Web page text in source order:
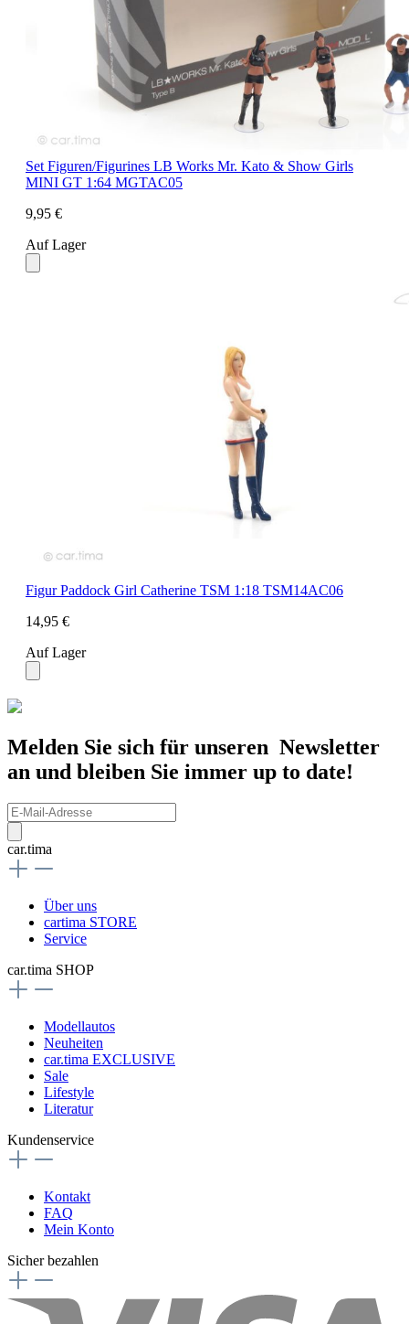
Set Figuren/Figurines LB Works Mr. Kato & Show Girls
MINI GT 1:64 MGTAC05
9,95 €
Auf Lager
Figur Paddock Girl Catherine TSM 1:18 TSM14AC06
14,95 €
Auf Lager
Melden Sie sich für unseren Newsletter
an und bleiben Sie immer up to date!
car.tima
Über uns
cartima STORE
Service
car.tima SHOP
Modellautos
Neuheiten
car.tima EXCLUSIVE
Sale
Lifestyle
Literatur
Kundenservice
Kontakt
FAQ
Mein Konto
Sicher bezahlen